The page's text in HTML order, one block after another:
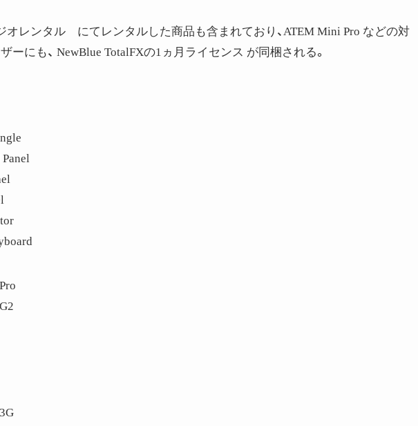
オレンタル にてレンタルした商品も含まれており、ATEM Mini Pro などの対
ーにも、 NewBlue TotalFXの1ヵ月ライセンス が同梱される。